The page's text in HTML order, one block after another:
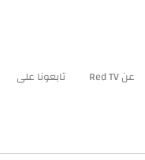
عن Red TV تابعونا على